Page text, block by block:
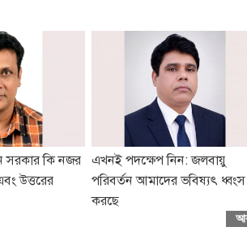
সরকার কি নজর
উত্তরের
এখনই পদক্ষেপ নিন: জলবায়ু
পরিবর্তন আমাদের ভবিষ্যৎ ধ্বংস
করছে